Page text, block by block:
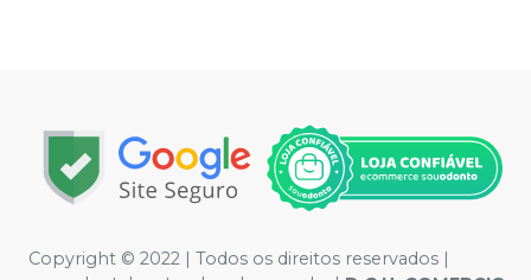
Copyright © 2022 | Todos os direitos reservados |